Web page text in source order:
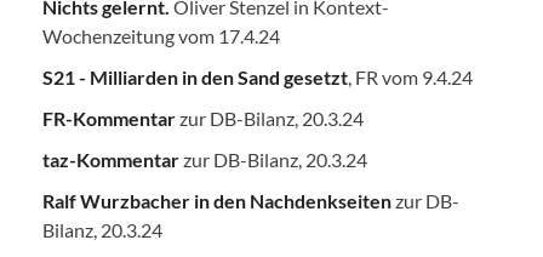
Nichts gelernt. Oliver Stenzel in Kontext-
Wochenzeitung vom 17.4.24
S21 - Milliarden in den Sand gesetzt , FR vom 9.4.24
FR-Kommentarzur DB-Bilanz, 20.3.24
taz-Kommentarzur DB-Bilanz, 20.3.24
Ralf Wurzbacher in den Nachdenkseitenzur DB-
Bilanz, 20.3.24